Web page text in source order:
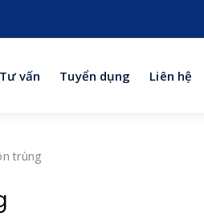
Tư vấn Tuyển dụng Liên hệ
trùng